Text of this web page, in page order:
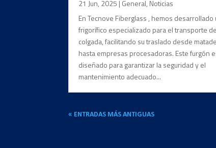
21 Jun, 2025 | General, Noticias
En Tecnove Fiberglass , hemos desarrollado
frigorífico especializado para el transporte
colgada, facilitando su traslado desde
hasta empresas procesadoras. Este furgón
diseñado para garantizar la seguridad y el
mantenimiento adecuado...
« ENTRADAS MÁS ANTIGUAS